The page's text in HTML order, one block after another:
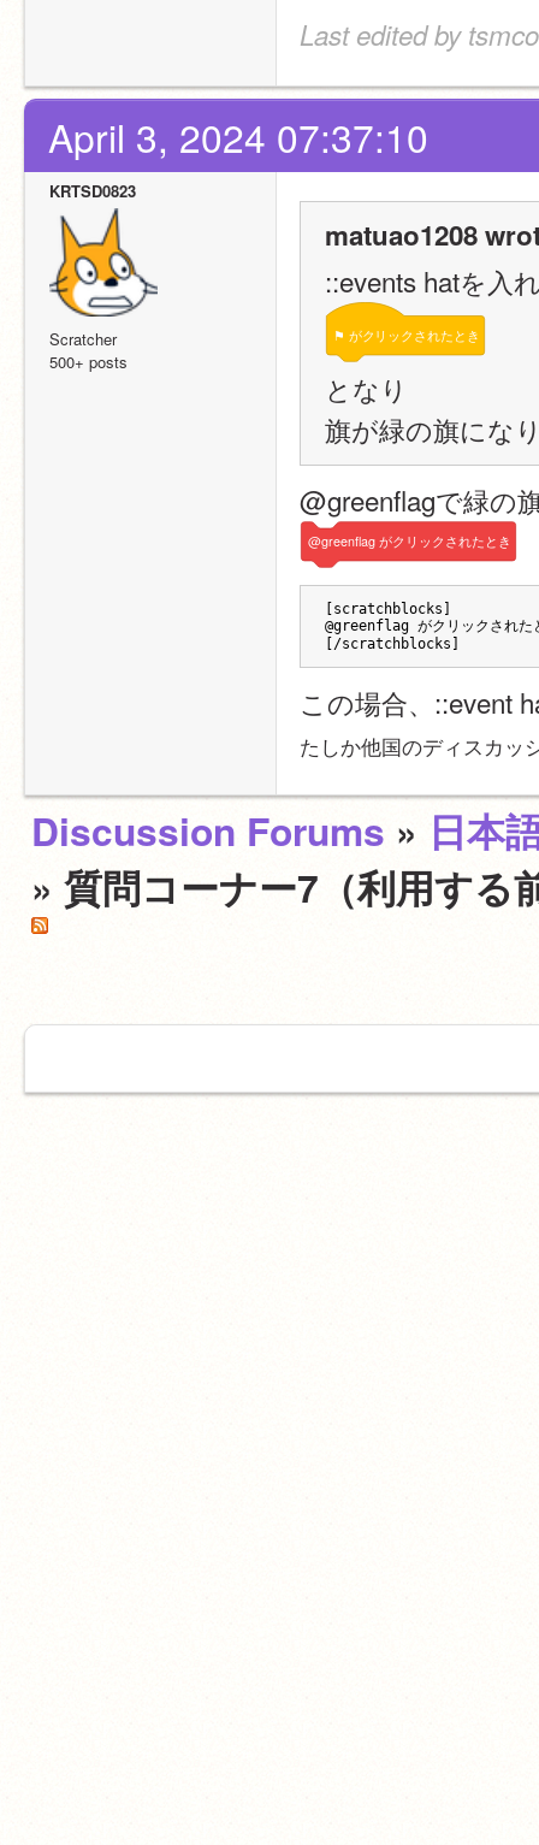
Last edited by
April 3, 2024 07:37:10
KRTSD0823
Scratcher
500+ posts
matuao1208
::events hatを入
⚑ がクリックされたとき
となり
旗が緑の旗にな
@greenflagで緑の
@greenflag がクリックされたとき
[scratchblocks]
@greenflag がクリックされた
[/scratchblocks]
この場合、::event
たしか他国のディスカッ
Discussion Forums » 日本
» 質問コーナー7（利用する